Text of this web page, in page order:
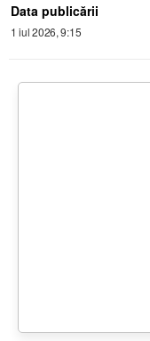
Data publicării
1 iul 2026, 9:15